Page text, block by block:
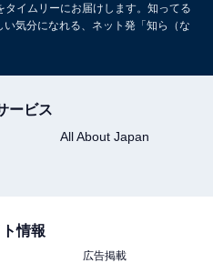
イムリーにお届けします。知ってる
気分になれる、ネット発「知ら（な
ービス
All About Japan
情報
広告掲載